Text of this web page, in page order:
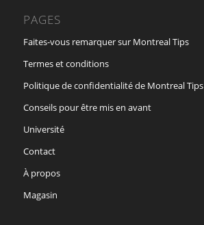
PAGES
Faites-vous remarquer sur Montreal Tips
Termes et conditions
Politique de confidentialité de Montreal Tips
Conseils pour être mis en avant
Université
Contact
À propos
Magasin